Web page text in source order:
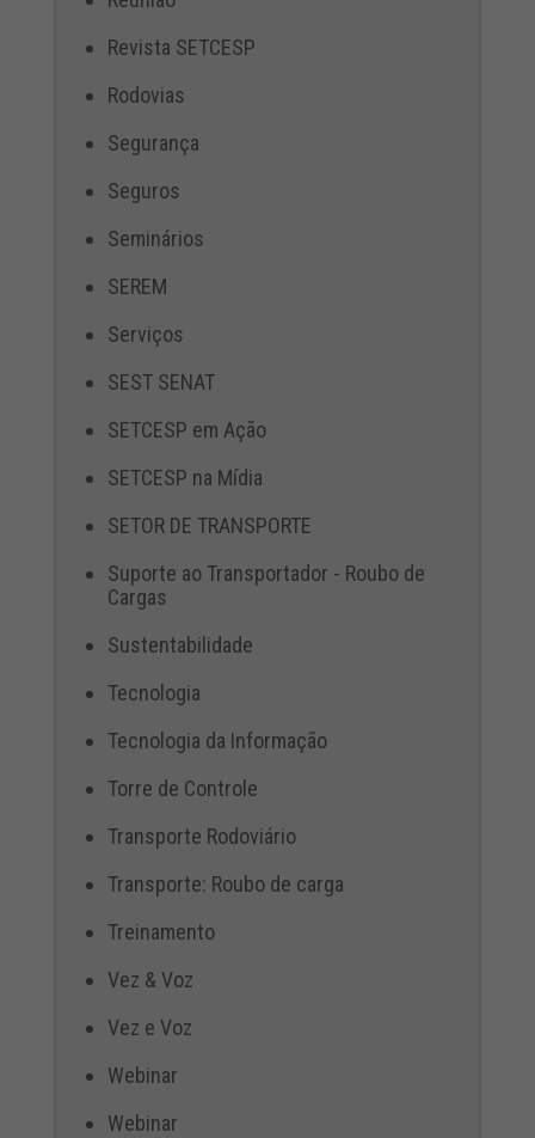
Revista SETCESP
Rodovias
Segurança
Seguros
Seminários
SEREM
Serviços
SEST SENAT
SETCESP em Ação
SETCESP na Mídia
SETOR DE TRANSPORTE
Suporte ao Transportador - Roubo de
Cargas
Sustentabilidade
Tecnologia
Tecnologia da Informação
Torre de Controle
Transporte Rodoviário
Transporte: Roubo de carga
Treinamento
Vez & Voz
Vez e Voz
Webinar
Webinar